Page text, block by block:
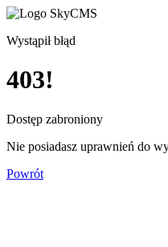
Wystąpił błąd
403!
Dostęp zabroniony
Nie posiadasz uprawnień do
Powrót